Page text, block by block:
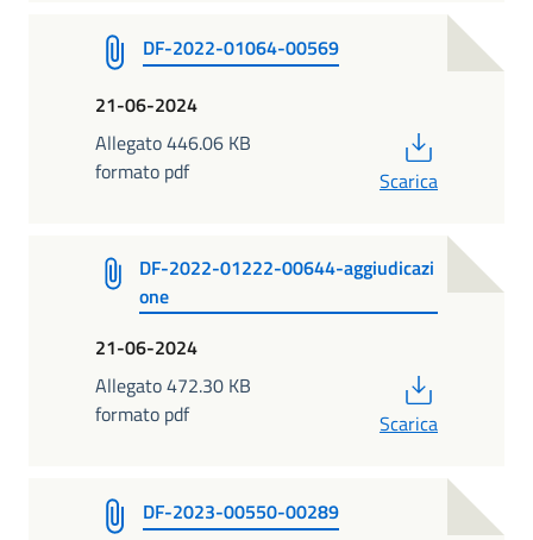
DF-2022-01064-00569
21-06-2024
Allegato 446.06 KB
formato pdf
Scarica
DF-2022-01222-00644-aggiudicazi
one
21-06-2024
Allegato 472.30 KB
formato pdf
Scarica
DF-2023-00550-00289